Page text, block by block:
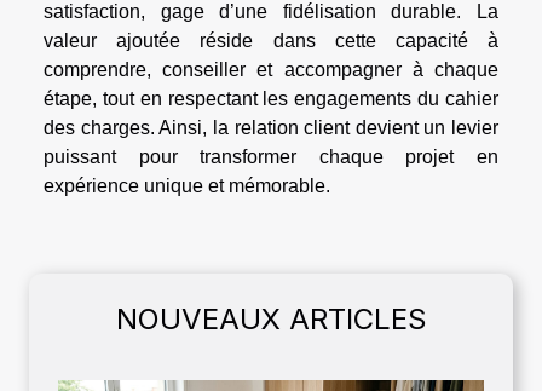
satisfaction, gage d’une fidélisation durable. La
valeur ajoutée réside dans cette capacité à
comprendre, conseiller et accompagner à chaque
étape, tout en respectant les engagements du cahier
des charges. Ainsi, la relation client devient un levier
puissant pour transformer chaque projet en
expérience unique et mémorable.
NOUVEAUX ARTICLES